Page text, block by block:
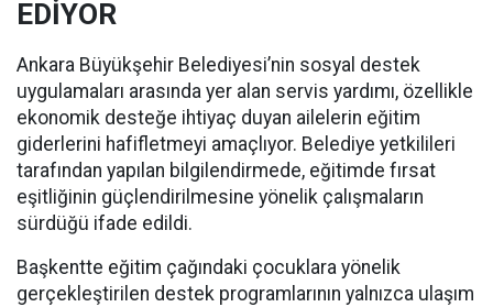
EDİYOR
Ankara Büyükşehir Belediyesi’nin sosyal destek
uygulamaları arasında yer alan servis yardımı, özellikle
ekonomik desteğe ihtiyaç duyan ailelerin eğitim
giderlerini hafifletmeyi amaçlıyor. Belediye yetkilileri
tarafından yapılan bilgilendirmede, eğitimde fırsat
eşitliğinin güçlendirilmesine yönelik çalışmaların
sürdüğü ifade edildi.
Başkentte eğitim çağındaki çocuklara yönelik
gerçekleştirilen destek programlarının yalnızca ulaşım